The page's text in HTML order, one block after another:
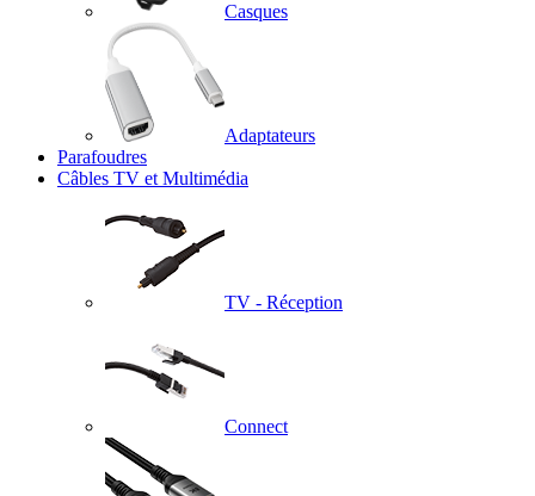
Casques
Adaptateurs
Parafoudres
Câbles TV et Multimédia
TV - Réception
Connect